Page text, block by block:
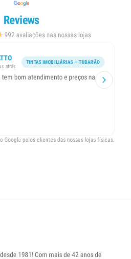
Reviews
992 avaliações nas nossas lojas
atrás
TINTAS IMOBILIÁRIAS — TUBARÃO
bom atendimento e preços na
Google pelos clientes das nossas lojas físicas.
1981! Com mais de 42 anos de